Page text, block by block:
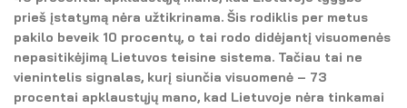
EN
DE
prieš įstatymą nėra užtikrinama. Šis rodiklis per metus
pakilo beveik 10 procentų, o tai rodo didėjantį visuomenės
nepasitikėjimą Lietuvos teisine sistema. Tačiau tai ne
vienintelis signalas, kurį siunčia visuomenė – 73
procentai apklaustųjų mano, kad Lietuvoje nėra tinkamai